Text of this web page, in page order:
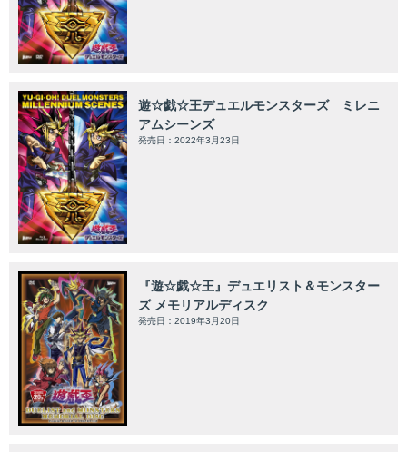
遊☆戯☆王デュエルモンスターズ ミレニ
アムシーンズ
発売日：2022年3月23日
『遊☆戯☆王』デュエリスト＆モンスター
ズ メモリアルディスク
発売日：2019年3月20日